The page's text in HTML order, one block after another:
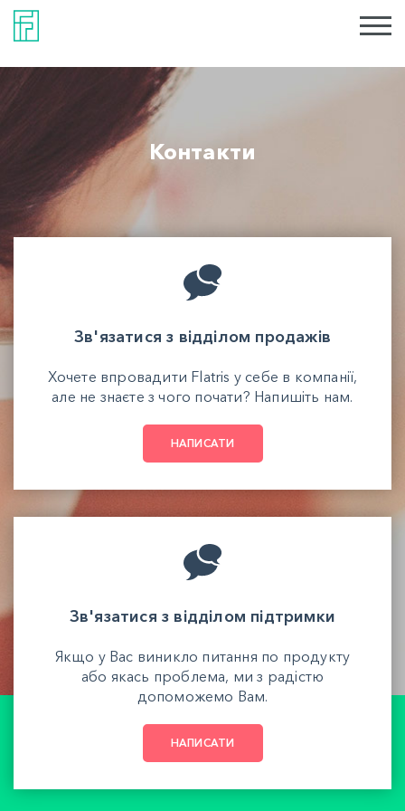
Контакти
Зв'язатися з відділом продажів
Хочете впровадити Flatris у себе в компанії,
але не знаєте з чого почати? Напишіть нам.
НАПИСАТИ
Зв'язатися з відділом підтримки
Якщо у Вас виникло питання по продукту
або якась проблема, ми з радістю
допоможемо Вам.
НАПИСАТИ